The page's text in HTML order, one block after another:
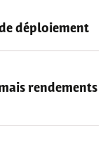
déploiement
rendements